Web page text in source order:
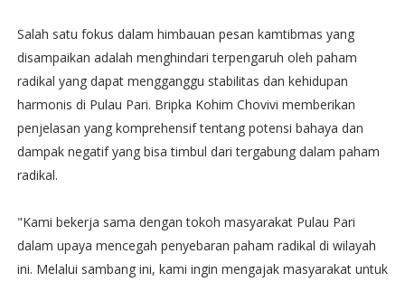
Salah satu fokus dalam himbauan pesan kamtibmas yang
disampaikan adalah menghindari terpengaruh oleh paham
radikal yang dapat mengganggu stabilitas dan kehidupan
harmonis di Pulau Pari. Bripka Kohim Chovivi memberikan
penjelasan yang komprehensif tentang potensi bahaya dan
dampak negatif yang bisa timbul dari tergabung dalam paham
radikal.
"Kami bekerja sama dengan tokoh masyarakat Pulau Pari
dalam upaya mencegah penyebaran paham radikal di wilayah
ini. Melalui sambang ini, kami ingin mengajak masyarakat untuk